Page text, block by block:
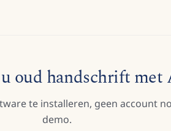
oud handschrift met
te installeren, geen account
demo.